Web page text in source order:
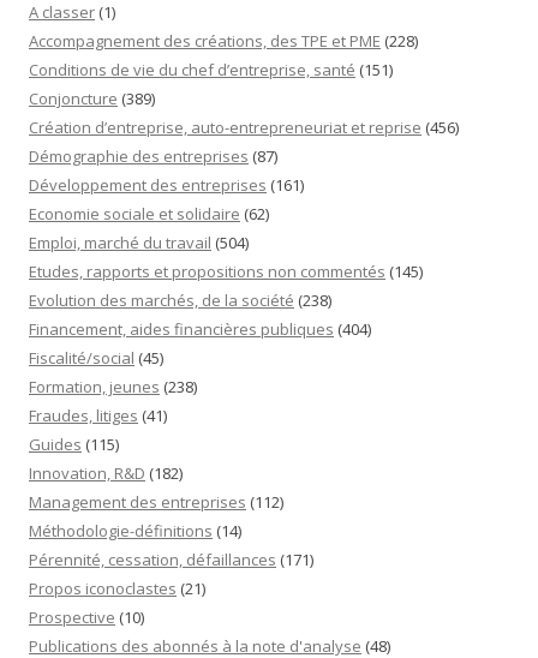
A classer (1)
Accompagnement des créations, des TPE et PME (228)
Conditions de vie du chef d’entreprise, santé (151)
Conjoncture (389)
Création d’entreprise, auto-entrepreneuriat et reprise (456)
Démographie des entreprises (87)
Développement des entreprises (161)
Economie sociale et solidaire (62)
Emploi, marché du travail (504)
Etudes, rapports et propositions non commentés (145)
Evolution des marchés, de la société (238)
Financement, aides financières publiques (404)
Fiscalité/social (45)
Formation, jeunes (238)
Fraudes, litiges (41)
Guides (115)
Innovation, R&D (182)
Management des entreprises (112)
Méthodologie-définitions (14)
Pérennité, cessation, défaillances (171)
Propos iconoclastes (21)
Prospective (10)
Publications des abonnés à la note d'analyse (48)